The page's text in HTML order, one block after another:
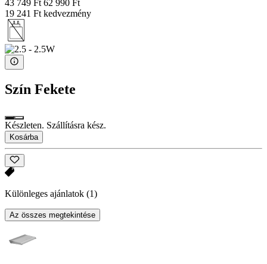
43 749 Ft 62 990 Ft
19 241 Ft kedvezmény
Szín Fekete
Készleten. Szállításra kész.
Kosárba
Különleges ajánlatok (1)
Az összes megtekintése